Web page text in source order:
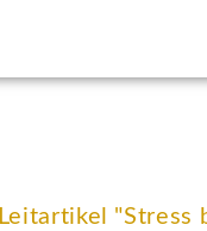
Leitartikel "Stress